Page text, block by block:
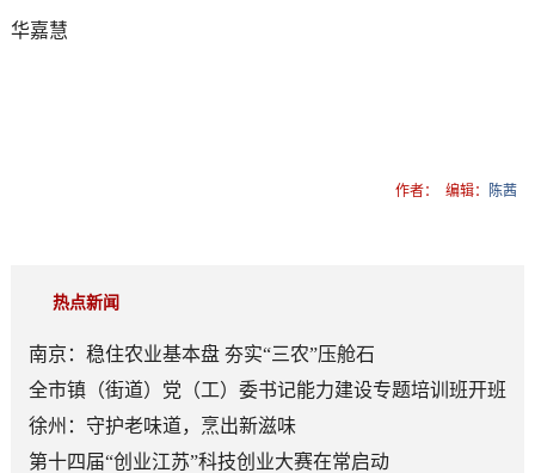
华嘉慧
作者： 编辑： 陈茜
热点新闻
南京：稳住农业基本盘 夯实“三农”压舱石
全市镇（街道）党（工）委书记能力建设专题培训班开班
徐州：守护老味道，烹出新滋味
第十四届“创业江苏”科技创业大赛在常启动